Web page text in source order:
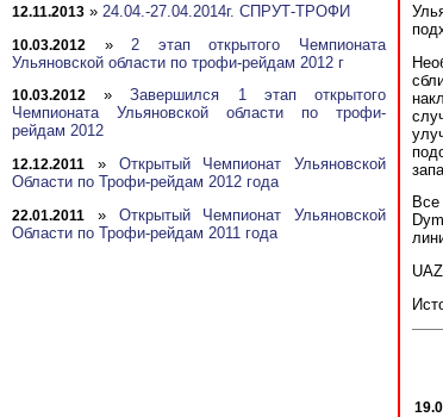
12.11.2013 » 24.04.-27.04.2014г. СПРУТ-ТРОФИ
10.03.2012 » 2 этап открытого Чемпионата
Ульяновской области по трофи-рейдам 2012 г
10.03.2012 »Завершился 1 этап открытого
Чемпионата Ульяновской области по трофи-
рейдам 2012
12.12.2011 » Открытый Чемпионат Ульяновской
Области по Трофи-рейдам 2012 года
22.01.2011 » Открытый Чемпионат Ульяновской
Области по Трофи-рейдам 2011 года